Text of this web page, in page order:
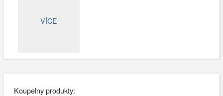
VÍCE
Koupelny produkty: